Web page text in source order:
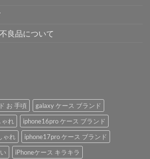
良品について
お 手頃
galaxy ケース ブランド
ゃれ
iphone16pro ケース ブランド
ゃれ
iphone17pro ケース ブランド
iPhoneケース キラキラ